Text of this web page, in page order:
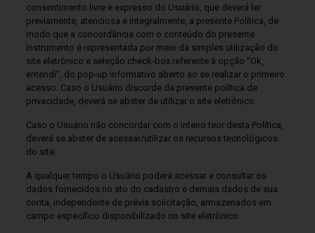
consentimento livre e expresso do Usuário, que deverá ler
previamente, atenciosa e integralmente, a presente Política, de
modo que a concordância com o conteúdo do presente
instrumento é representada por meio da simples utilização do
site eletrônico e seleção check-box referente à opção “Ok,
entendi”, do pop-up informativo aberto ao se realizar o primeiro
acesso. Caso o Usuário discorde da presente política de
privacidade, deverá se abster de utilizar o site eletrônico.
Caso o Usuário não concordar com o inteiro teor desta Política,
deverá se abster de acessar/utilizar os recursos tecnológicos
do site.
A qualquer tempo o Usuário poderá acessar e consultar os
dados fornecidos no ato do cadastro e demais dados de sua
conta, independente de prévia solicitação, armazenados em
campo específico disponibilizado no site eletrônico.